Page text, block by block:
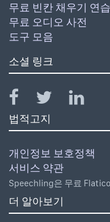
무료 빈칸 채우기 연습
무료 오디오 사전
도구 모음
소셜 링크
법적고지
개인정보 보호정책
서비스 약관
Speechling은 무료
더 알아보기